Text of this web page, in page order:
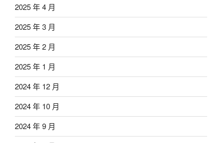
2025 年 4 月
2025 年 3 月
2025 年 2 月
2025 年 1 月
2024 年 12 月
2024 年 10 月
2024 年 9 月